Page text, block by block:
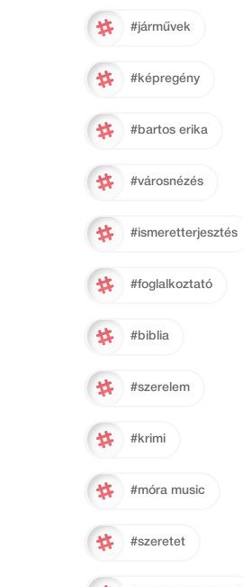
#járművek
#képregény
#bartos erika
#városnézés
#ismeretterjesztés
#foglalkoztató
#biblia
#szerelem
#krimi
#móra music
#szeretet